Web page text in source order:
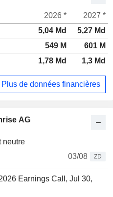
AG
neutre
03/08
ZD
Earnings Call, Jul 30,
2026 *
2027 *
5,04 Md
5,27 Md
549 M
601 M
1,78 Md 1,3 Md
Plus de données financières